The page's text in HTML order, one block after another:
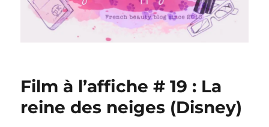
Film à l’affiche # 19 : La
reine des neiges (Disney)